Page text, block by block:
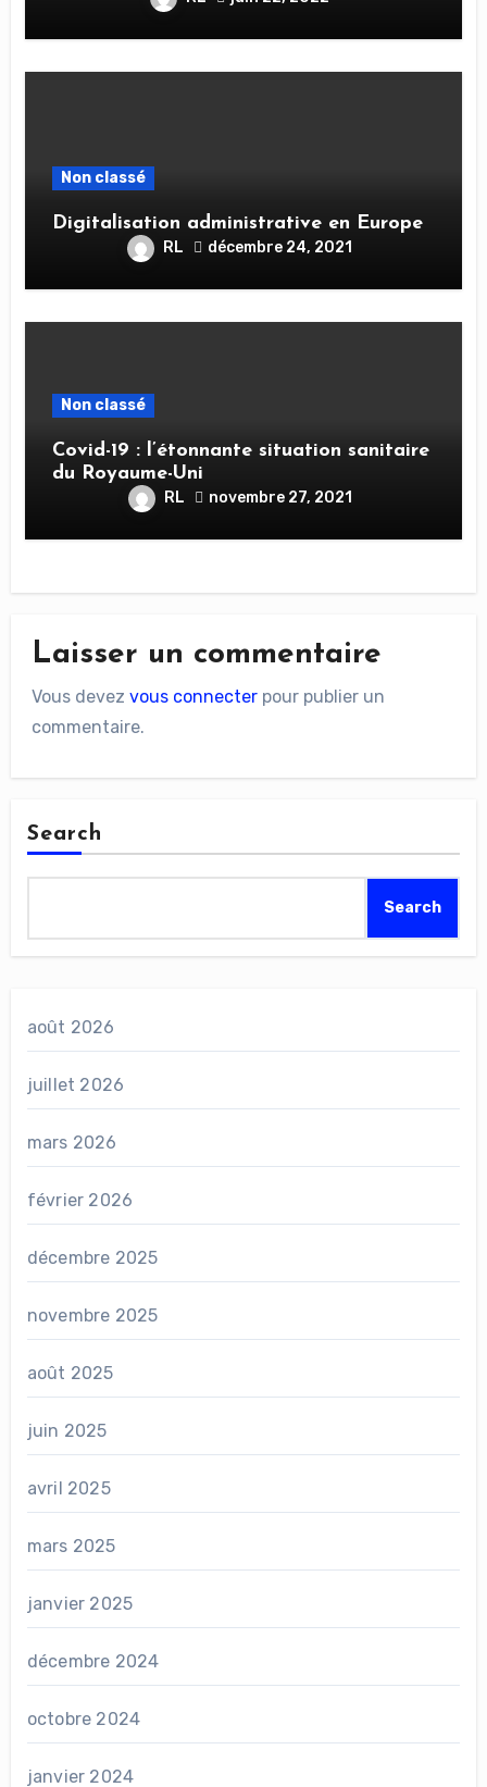
Non classé
Digitalisation administrative en Europe
RL décembre 24, 2021
Non classé
Covid-19 : l’étonnante situation sanitaire
du Royaume-Uni
RL novembre 27, 2021
Laisser un commentaire
Vous devezvous connecter pour publier un
commentaire.
Search
Search
août 2026
juillet 2026
mars 2026
février 2026
décembre 2025
novembre 2025
août 2025
juin 2025
avril 2025
mars 2025
janvier 2025
décembre 2024
octobre 2024
janvier 2024